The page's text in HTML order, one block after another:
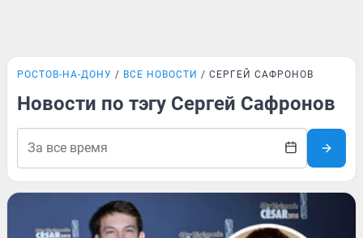
РОСТОВ-НА-ДОНУ ВСЕ НОВОСТИ СЕРГЕЙ САФРОНОВ
Новости по тэгу Сергей Сафронов